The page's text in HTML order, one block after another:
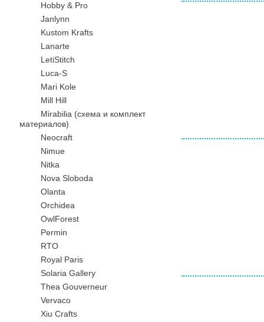
Hobby & Pro
Janlynn
Kustom Krafts
Lanarte
LetiStitch
Luca-S
Mari Kole
Mill Hill
Mirabilia (схема и комплект
материалов)
Neocraft
Nimue
Nitka
Nova Sloboda
Olanta
Orchidea
OwlForest
Permin
RTO
Royal Paris
Solaria Gallery
Thea Gouverneur
Vervaco
Xiu Crafts